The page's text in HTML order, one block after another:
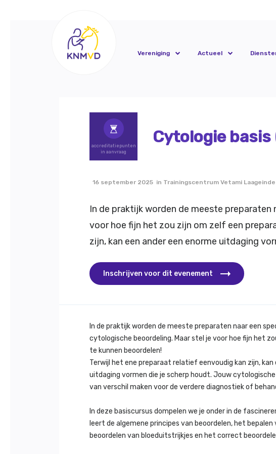
Vereniging Actueel
accreditatiepunten
in aanvraag
Cytologie
16 september 2025 in Trainingscentrum Vetami
In de praktijk worden de meeste
voor hoe fijn het zou zijn om zelf een
zijn, kan een ander een enorme uitdaging
Inschrijven voor dit evenement
In de praktijk worden de meeste preparaten naar een
cytologische beoordeling. Maar stel je voor hoe fijn het
te kunnen beoordelen!
Terwijl het ene preparaat relatief eenvoudig kan zijn, kan
uitdaging vormen die je scherp houdt. Jouw cytologische
van verschil maken voor de verdere diagnostiek of
In deze basiscursus dompelen we je onder in de
leert de algemene principes van beoordelen, het
beoordelen van bloeduitstrijkjes en het correct